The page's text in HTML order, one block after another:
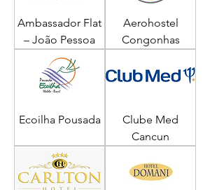
Ambassador Flat
– João Pessoa
Aerohostel
Congonhas
Ecoilha Pousada
Clube Med
Cancun